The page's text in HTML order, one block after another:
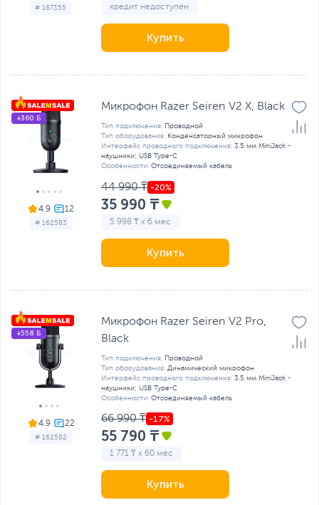
# 167355 кредит недоступен
Купить
4.9
# 162583
+360 Б
Микрофон Razer Seiren V2 X, Black
Тип подключения: Проводной
Тип оборудования: Конденсаторный микрофон
Интерфейс проводного подключения: 3.5 мм MiniJack -
наушники; USB Type-C
Особенности: Отсоединяемый кабель
44 990 ₸
35 990 ₸
5 998 ₸ x 6 мес
Купить
4.9
# 162582
+558 Б
Микрофон Razer Seiren V2 Pro,
Black
Тип подключения: Проводной
Тип оборудования: Динамический микрофон
Интерфейс проводного подключения: 3.5 мм MiniJack -
наушники; USB Type-C
Особенности: Отсоединяемый кабель
66 990 ₸
55 790 ₸
1 771 ₸ x 60 мес
Купить